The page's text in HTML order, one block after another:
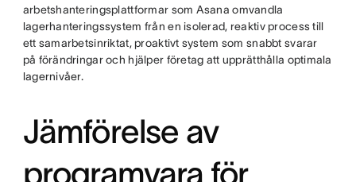
arbetshanteringsplattformar som Asana omvandla
lagerhanteringssystem från en isolerad, reaktiv process till
ett samarbetsinriktat, proaktivt system som snabbt svarar
på förändringar och hjälper företag att upprätthålla optimala
lagernivåer.
Jämförelse av
programvara för